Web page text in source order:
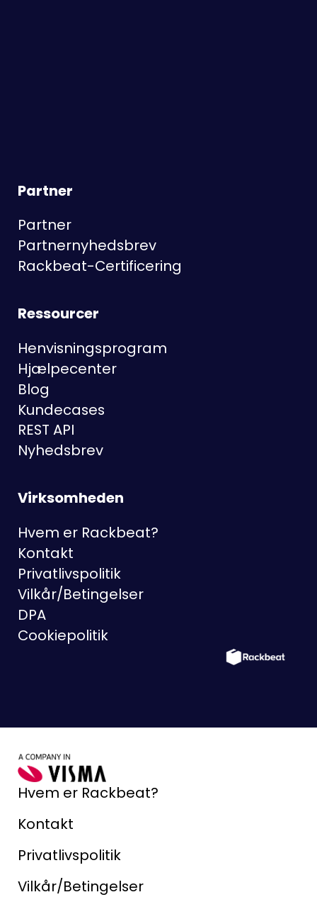
Partner
Partner
Partnernyhedsbrev
Rackbeat-Certificering
Ressourcer
Henvisningsprogram
Hjælpecenter
Blog
Kundecases
REST API
Nyhedsbrev
Virksomheden
Hvem er Rackbeat?
Kontakt
Privatlivspolitik
Vilkår/Betingelser
DPA
Cookiepolitik
Hvem er Rackbeat?
Kontakt
Privatlivspolitik
Vilkår/Betingelser